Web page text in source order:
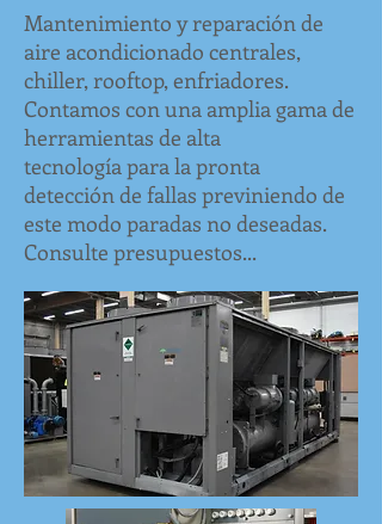
Mantenimiento y reparación de
aire acondicionado centrales,
chiller, rooftop, enfriadores.
Contamos con una amplia gama de
herramientas de alta
tecnología para la pronta
detección de fallas previniendo de
este modo paradas no deseadas.
Consulte presupuestos...